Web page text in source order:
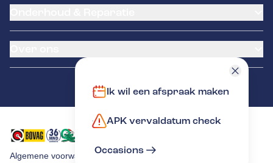
Ik wil een afspraak maken
APK vervaldatum check
Occasions
Banden service
Klantenkaart
Tyres-on
Schade en reparatie
Algemene voorwaardenPrivacy verklaring